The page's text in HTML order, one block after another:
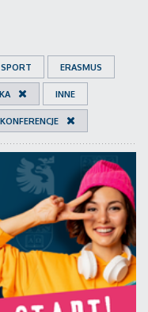
SPORT ERASMUS
INNE
KONFERENCJE